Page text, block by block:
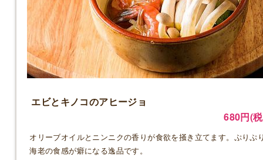
エビとキノコのアヒージョ
680円(
オリーブオイルとニンニクの香りが食欲を掻き立てます。ぷりぷ
海老の食感が癖になる逸品です。